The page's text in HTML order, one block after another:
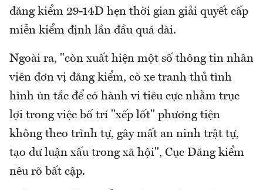
đăng kiểm 29-14D hẹn thời gian giải quyết cấp
miễn kiểm định lần đầu quá dài.
Ngoài ra, "còn xuất hiện một số thông tin nhân
viên đơn vị đăng kiểm, cò xe tranh thủ tình
hình ùn tắc để có hành vi tiêu cực nhằm trục
lợi trong việc bố trí "xếp lốt" phương tiện
không theo trình tự, gây mất an ninh trật tự,
tạo dư luận xấu trong xã hội", Cục Đăng kiểm
nêu rõ bất cập.